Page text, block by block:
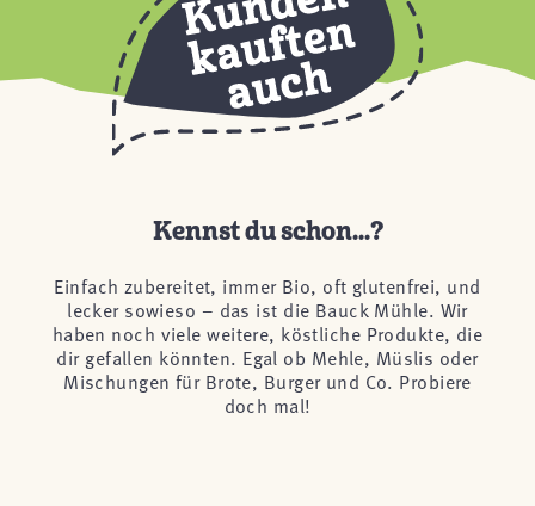
Kennst du schon...?
Einfach zubereitet, immer Bio, oft glutenfrei, und
lecker sowieso – das ist die Bauck Mühle. Wir
haben noch viele weitere, köstliche Produkte, die
dir gefallen könnten. Egal ob Mehle, Müslis oder
Mischungen für Brote, Burger und Co. Probiere
doch mal!